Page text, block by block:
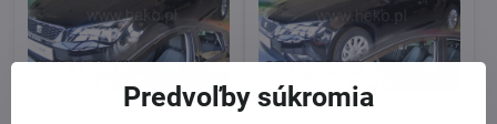
Predvoľby súkromia